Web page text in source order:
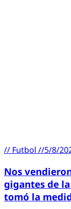
// Futbol //5/8/
Nos
gigantes de
tomó la